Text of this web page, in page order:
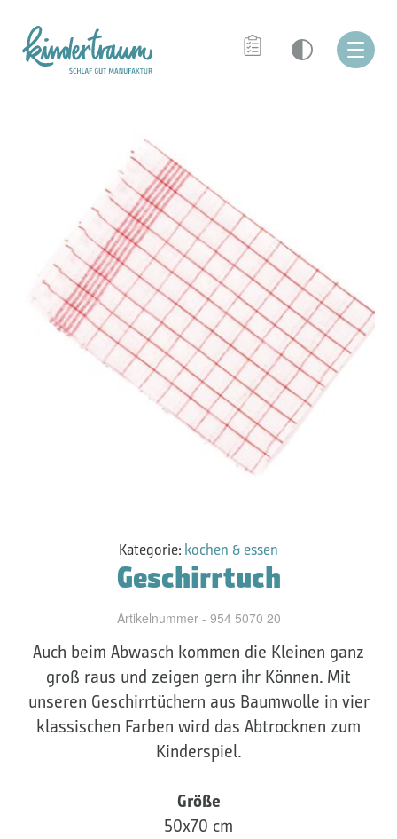
Kategorie: kochen & essen
Geschirrtuch
Artikelnummer - 954 5070 20
Auch beim Abwasch kommen die Kleinen ganz
groß raus und zeigen gern ihr Können. Mit
unseren Geschirrtüchern aus Baumwolle in vier
klassischen Farben wird das Abtrocknen zum
Kinderspiel.
Größe
50x70 cm